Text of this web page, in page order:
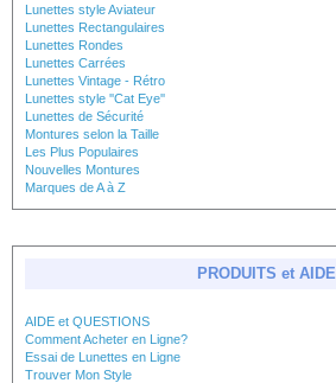
Lunettes style Aviateur
Lunettes Rectangulaires
Lunettes Rondes
Lunettes Carrées
Lunettes Vintage - Rétro
Lunettes style ''Cat Eye''
Lunettes de Sécurité
Montures selon la Taille
Les Plus Populaires
Nouvelles Montures
Marques de A à Z
PRODUITS et AIDE
AIDE et QUESTIONS
Comment Acheter en Ligne?
Essai de Lunettes en Ligne
Trouver Mon Style